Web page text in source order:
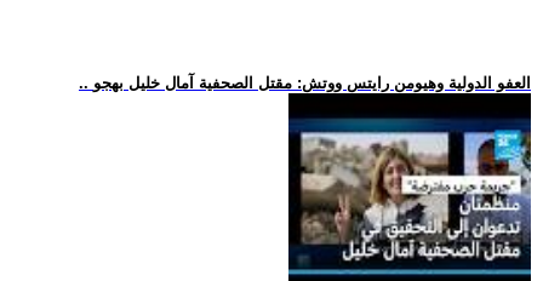
.. العفو الدولية وهيومن رايتس ووتش: مقتل الصحفية آمال خليل بهجو